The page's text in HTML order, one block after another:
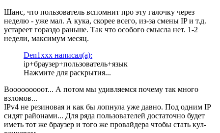
Шанс, что пользователь вспомнит про эту галочку через
неделю - уже мал. А кука, скорее всего, из-за смены IP и т.д.
устареет гораздо раньше. Так что особого смысла нет. 1-2
недели, максимум месяц.
Den1xxx написал(а):
ip+браузер+пользователь+язык
Нажмите для раскрытия...
Вооооооооот... А потом мы удивляемся почему так много
взломов...
IPv4 не резиновая и как бы лопнула уже давно. Под одним IP
сидят районами... Для ряда пользователей достаточно будет
иметь тот же браузер и того же провайдера чтобы стать кул-